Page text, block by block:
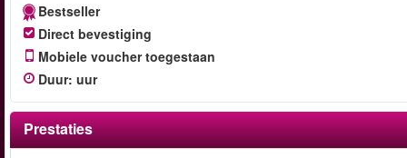
Bestseller
Direct bevestiging
Mobiele voucher toegestaan
Duur: uur
Prestaties